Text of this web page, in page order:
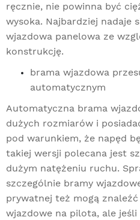
ręcznie, nie powinna być
wysoka. Najbardziej nadaje
wjazdowa panelowa ze
konstrukcję.
brama wjazdowa
automatycznym
Automatyczna brama
dużych rozmiarów i
pod warunkiem, że napęd
takiej wersji polecana jest
dużym natężeniu ruchu.
szczególnie bramy
prywatnej też mogą
wjazdowe na pilota, ale